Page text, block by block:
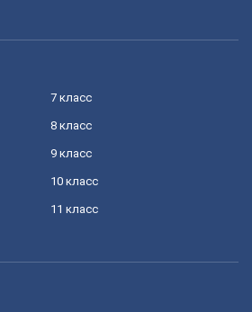
7 класс
8 класс
9 класс
10 класс
11 класс